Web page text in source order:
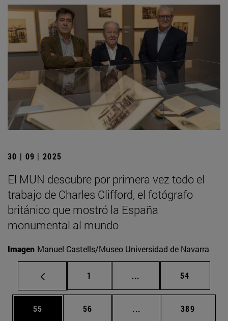
30 | 09 | 2025
El MUN descubre por primera vez todo el
trabajo de Charles Clifford, el fotógrafo
británico que mostró la España
monumental al mundo
Imagen Manuel Castells/Museo Universidad de Navarra
Página
1 ... Páginas intermedias
Página
54
Página
55 Página
56 ... Páginas intermedias
Página
389